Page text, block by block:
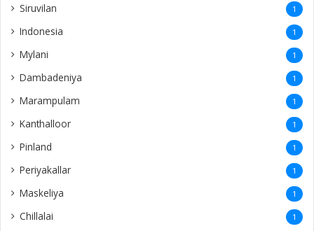
Siruvilan 1
Indonesia 1
Mylani 1
Dambadeniya 1
Marampulam 1
Kanthalloor 1
Pinland 1
Periyakallar 1
Maskeliya 1
Chillalai 1